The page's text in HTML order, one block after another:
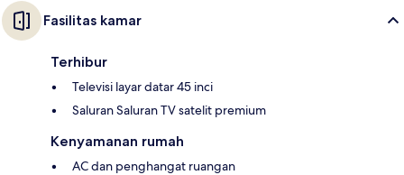
Fasilitas kamar
Terhibur
Televisi layar datar 45 inci
Saluran Saluran TV satelit premium
Kenyamanan rumah
AC dan penghangat ruangan